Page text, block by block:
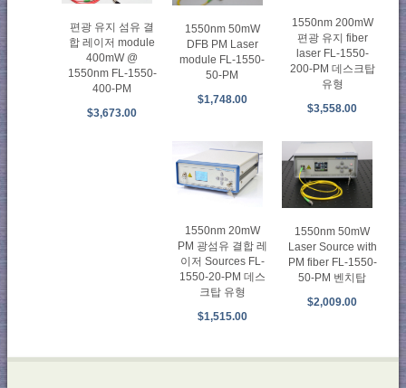
편광 유지 섬유 결
합 레이저 module
400mW @
1550nm FL-1550-
400-PM
$3,673.00
1550nm 50mW
DFB PM Laser
module FL-1550-
50-PM
$1,748.00
1550nm 200mW
편광 유지 fiber
laser FL-1550-
200-PM 데스크탑
유형
$3,558.00
1550nm 20mW
PM 광섬유 결합 레
이저 Sources FL-
1550-20-PM 데스
크탑 유형
$1,515.00
1550nm 50mW
Laser Source with
PM fiber FL-1550-
50-PM 벤치탑
$2,009.00